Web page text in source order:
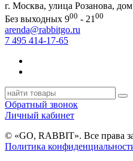
г. Москва, улица Розанова,
Без выходных 900 - 2100
arenda@rabbitgo.ru
7 495 414-17-65
Обратный звонок
Личный кабинет
© «GO, RAВBIT». Все права
Политика